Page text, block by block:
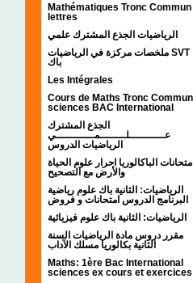
Mathématiques Tronc Commun
lettres
الرياضيات الجذع المشترك علمي
ملخصات مركزة في الرياضيات SVT
باك
Les Intégrales
Cours de Maths Tronc Commun
sciences BAC International
الجذع المشترك
عـــــــــــلــــــــمــــــــــــي
الرياضيات الدروس
امتحانات الباكالوريا احرار علوم الحياة
والأرض مع التصحيح
الرياضيات: الثانية باك علوم رياضية
البرنامج الدروس امتحانات و فروض
الرياضيات: الثانية باك علوم فيزيائية
مقرر دروس مادة الرياضيات السنة
الثانية بكالوريا مسلك الآداب
Maths: 1ère Bac International
sciences ex cours et exercices